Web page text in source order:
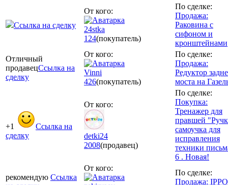
Ссылка на сделку
От кого:
24stka
124(покупатель)
По сделке:
Продажа:
Раковина с
сифоном и
кронштейнами
Отличный
продавецСсылка на
сделку
От кого:
Vinni
426(покупатель)
По сделке:
Продажа:
Редуктор
моста на
+1
Ссылка на
сделку
От кого:
detki24
2008(продавец)
По сделке:
Покупка:
Тренажер для
правшей
самоучка для
исправления
техники
6 . Новая!
рекомендую Ссылка
От кого:
По сделке:
Продажа: